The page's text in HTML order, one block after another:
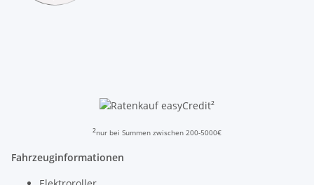
²
²nur bei Summen zwischen 200-5000€
Fahrzeuginformationen